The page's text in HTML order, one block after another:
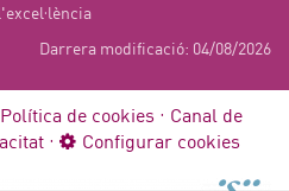
Darrera modificació: 04/08/2026
Política de cookies
Canal de
Configurar cookies